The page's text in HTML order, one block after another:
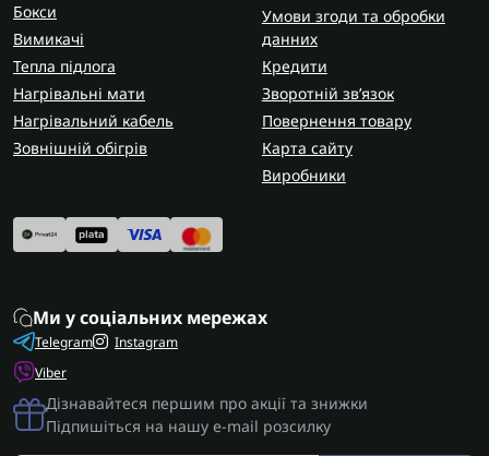
Бокси
Вимикачі
Тепла підлога
Нагрівальні мати
Нагрівальний кабель
Зовнішній обігрів
Умови згоди та обробки
данних
Кредити
Зворотній зв’язок
Повернення товару
Карта сайту
Виробники
Ми у соціальних мережах
Telegram
Viber
Instagram
Дізнавайтеся першим про акції та знижки
Підпишіться на нашу e-mail розсилку